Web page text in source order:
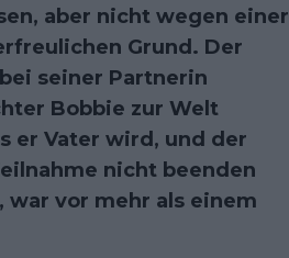
aber nicht wegen einer
Grund. Der
seiner Partnerin
Bobbie zur Welt
er Vater wird, und der
nicht beenden
war vor mehr als einem